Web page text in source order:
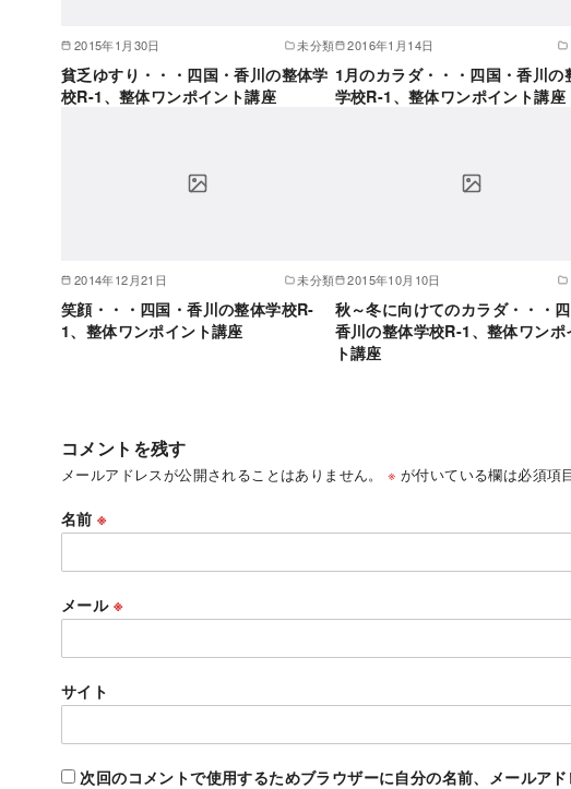
2015年1月30日 未分類
貧乏ゆすり・・・四国・香川の整体学
校R-1、整体ワンポイント講座
2016年1月14日
1月のカラダ・・・四国・香川の
学校R-1、整体ワンポイント講座
2014年12月21日 未分類
笑顔・・・四国・香川の整体学校R-
1、整体ワンポイント講座
2015年10月10日
秋～冬に向けてのカラダ・・・四
香川の整体学校R-1、整体ワンポ
ト講座
コメントを残す
メールアドレスが公開されることはありません。 ※ が付いている欄は必須項
名前※
メール ※
サイト
次回のコメントで使用するためブラウザーに自分の名前、メールアド